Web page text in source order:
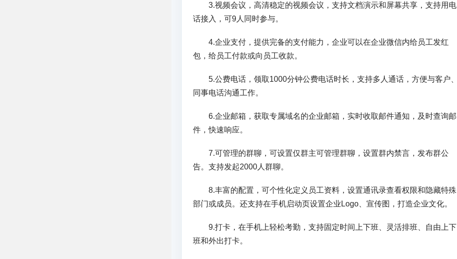
3.视频会议，高清稳定的视频会议，支持文档演示和屏幕共享，支持用电
话接入，可9人同时参与。
4.企业支付，提供完备的支付能力，企业可以在企业微信内给员工发红
包，给员工付款或向员工收款。
5.公费电话，领取1000分钟公费电话时长，支持多人通话，方便与客户、
同事电话沟通工作。
6.企业邮箱，获取专属域名的企业邮箱，实时收取邮件通知，及时查询邮
件，快速响应。
7.可管理的群聊，可设置仅群主可管理群聊，设置群内禁言，发布群公
告。支持发起2000人群聊。
8.丰富的配置，可个性化定义员工资料，设置通讯录查看权限和隐藏特殊
部门或成员。还支持在手机启动页设置企业Logo、宣传图，打造企业文化。
9.打卡，在手机上轻松考勤，支持固定时间上下班、灵活排班、自由上下
班和外出打卡。